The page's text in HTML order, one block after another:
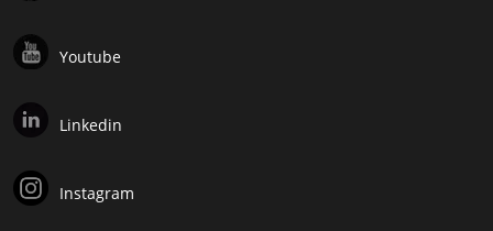
Youtube
Linkedin
Instagram